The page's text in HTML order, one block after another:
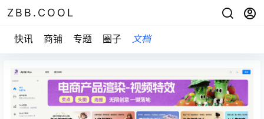
ZBB.COOL
快讯 商铺 专题 圈子 文档